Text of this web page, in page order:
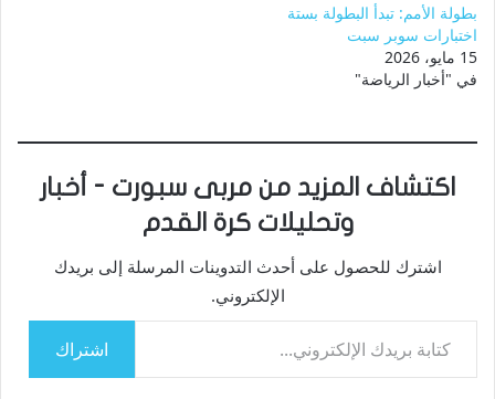
بطولة الأمم: تبدأ البطولة بستة
اختبارات سوبر سبت
15 مايو، 2026
في "أخبار الرياضة"
اكتشاف المزيد من مربى سبورت - أخبار
وتحليلات كرة القدم
اشترك للحصول على أحدث التدوينات المرسلة إلى بريدك
الإلكتروني.
كتابة بريدك الإلكتروني...
اشتراك